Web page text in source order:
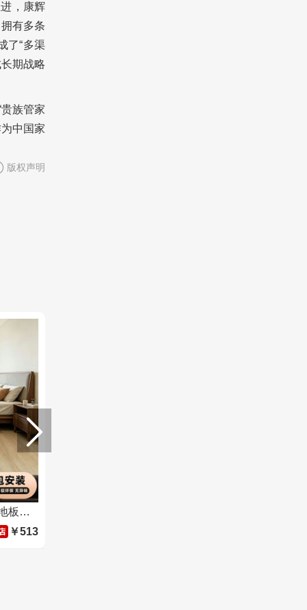
，康辉
有多条
了“多渠
期战略
族管家
中国家
版权声明
康辉炭化白蜡木多层实木复合地板孕婴可用环保ENF级地暖专用地板
￥513